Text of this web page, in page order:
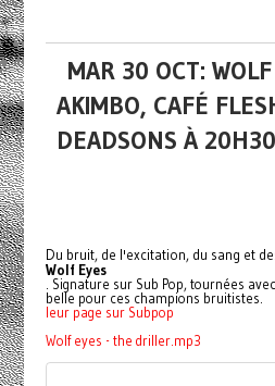
MAR 30 OCT:
AKIMBO, CAFÉ
DEADSONS À
Du bruit, de l'excitation, du sang et
Wolf Eyes
. Signature sur Sub Pop, tournées
belle pour ces champions bruitistes.
leur page sur Subpop
Wolf eyes - the driller.mp3